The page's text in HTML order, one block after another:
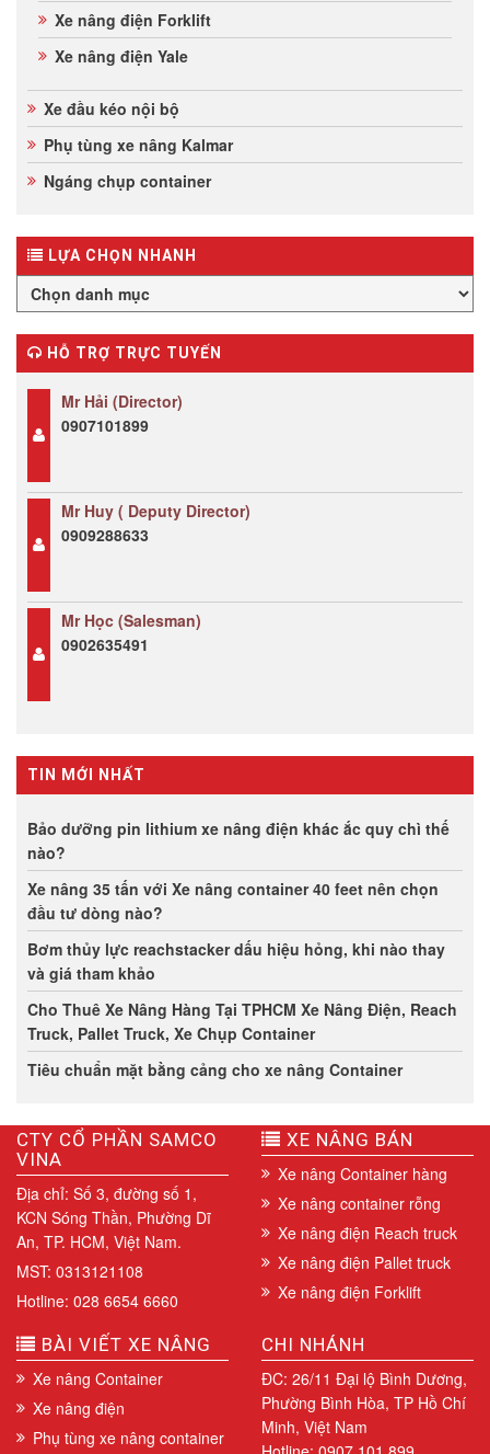
Xe nâng điện Forklift
Xe nâng điện Yale
Xe đầu kéo nội bộ
Phụ tùng xe nâng Kalmar
Ngáng chụp container
LỰA CHỌN NHANH
HỖ TRỢ TRỰC TUYẾN
Mr Hải (Director)
0907101899
Mr Huy ( Deputy Director)
0909288633
Mr Học (Salesman)
0902635491
TIN MỚI NHẤT
Bảo dưỡng pin lithium xe nâng điện khác ắc quy chì thế
nào?
Xe nâng 35 tấn với Xe nâng container 40 feet nên chọn
đầu tư dòng nào?
Bơm thủy lực reachstacker dấu hiệu hỏng, khi nào thay
và giá tham khảo
Cho Thuê Xe Nâng Hàng Tại TPHCM Xe Nâng Điện, Reach
Truck, Pallet Truck, Xe Chụp Container
Tiêu chuẩn mặt bằng cảng cho xe nâng Container
CTY CỔ PHẦN SAMCO
VINA
Địa chỉ: Số 3, đường số 1,
KCN Sóng Thần, Phường Dĩ
An, TP. HCM, Việt Nam.
MST: 0313121108
Hotline: 028 6654 6660
XE NÂNG BÁN
Xe nâng Container hàng
Xe nâng container rỗng
Xe nâng điện Reach truck
Xe nâng điện Pallet truck
Xe nâng điện Forklift
BÀI VIẾT XE NÂNG
Xe nâng Container
Xe nâng điện
Phụ tùng xe nâng container
CHI NHÁNH
ĐC: 26/11 Đại lộ Bình Dương,
Phường Bình Hòa, TP Hồ Chí
Minh, Việt Nam